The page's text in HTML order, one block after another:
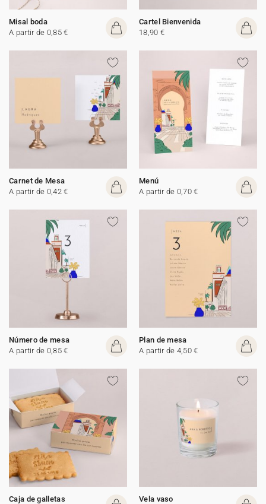
Misal boda
A partir de 0,85 €
Cartel Bienvenida
18,90 €
Carnet de Mesa
A partir de 0,42 €
Menú
A partir de 0,70 €
Número de mesa
A partir de 0,85 €
Plan de mesa
A partir de 4,50 €
Caja de galletas
Vela vaso